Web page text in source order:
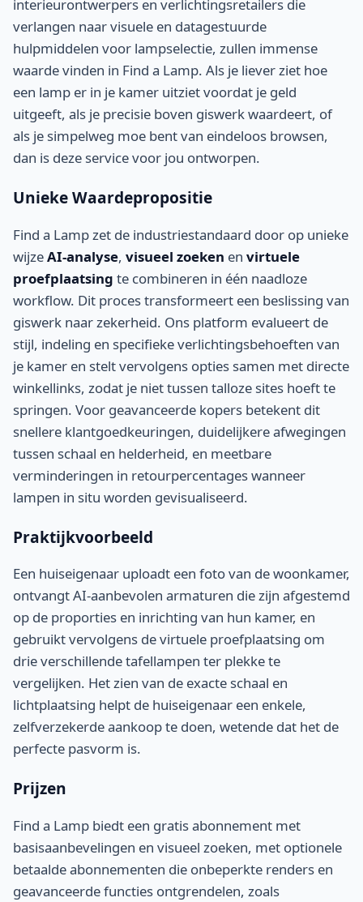
interieurontwerpers en verlichtingsretailers die
verlangen naar visuele en datagestuurde
hulpmiddelen voor lampselectie, zullen immense
waarde vinden in Find a Lamp. Als je liever ziet hoe
een lamp er in je kamer uitziet voordat je geld
uitgeeft, als je precisie boven giswerk waardeert, of
als je simpelweg moe bent van eindeloos browsen,
dan is deze service voor jou ontworpen.
Unieke Waardepropositie
Find a Lamp zet de industriestandaard door op unieke
wijzeAI-analyse, visueel zoeken en virtuele
proefplaatsing te combineren in één naadloze
workflow. Dit proces transformeert een beslissing van
giswerk naar zekerheid. Ons platform evalueert de
stijl, indeling en specifieke verlichtingsbehoeften van
je kamer en stelt vervolgens opties samen met directe
winkellinks, zodat je niet tussen talloze sites hoeft te
springen. Voor geavanceerde kopers betekent dit
snellere klantgoedkeuringen, duidelijkere afwegingen
tussen schaal en helderheid, en meetbare
verminderingen in retourpercentages wanneer
lampen in situ worden gevisualiseerd.
Praktijkvoorbeeld
Een huiseigenaar uploadt een foto van de woonkamer,
ontvangt AI-aanbevolen armaturen die zijn afgestemd
op de proporties en inrichting van hun kamer, en
gebruikt vervolgens de virtuele proefplaatsing om
drie verschillende tafellampen ter plekke te
vergelijken. Het zien van de exacte schaal en
lichtplaatsing helpt de huiseigenaar een enkele,
zelfverzekerde aankoop te doen, wetende dat het de
perfecte pasvorm is.
Prijzen
Find a Lamp biedt een gratis abonnement met
basisaanbevelingen en visueel zoeken, met optionele
betaalde abonnementen die onbeperkte renders en
geavanceerde functies ontgrendelen, zoals